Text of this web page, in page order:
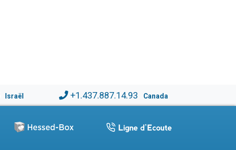
Israël +1.437.887.14.93 Canada